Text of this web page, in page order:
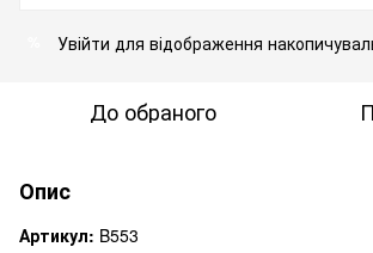
Увійти для відображення
До обраного
Опис
Артикул: B553